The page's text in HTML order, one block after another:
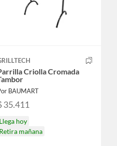
Criolla Cromada
BAUMART
35.411
Llega hoy
Retira mañana